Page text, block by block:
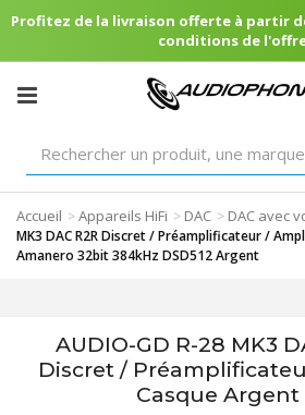
Profitez de la livraison offerte à partir
conditions de
Accueil >Appareils HiFi > DAC > DAC avec
MK3 DAC R2R Discret / Préamplificateur /
Amanero 32bit 384kHz DSD512 Argent
AUDIO-GD R-28 MK3
Discret /
Casque Argent